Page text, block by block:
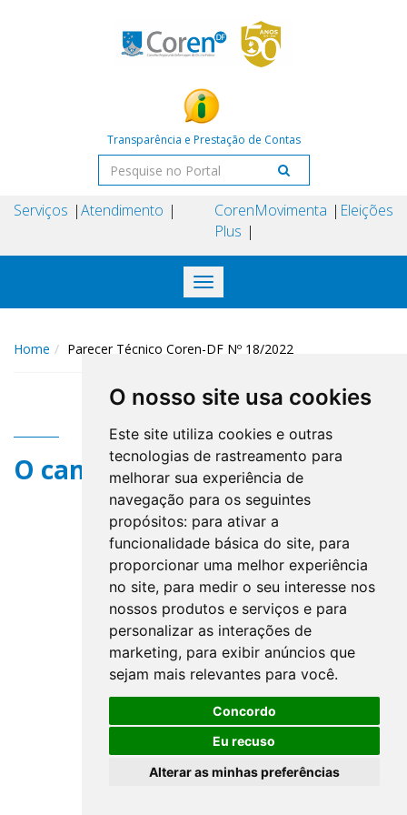
O nosso site usa cookies
Este site utiliza cookies e outras
tecnologias de rastreamento para
melhorar sua experiência de
navegação para os seguintes
propósitos: para ativar a
funcionalidade básica do site, para
proporcionar uma melhor experiência
no site, para medir o seu interesse nos
nossos produtos e serviços e para
personalizar as interações de
marketing, para exibir anúncios que
sejam mais relevantes para você.
Concordo
Eu recuso
Alterar as minhas preferências
Transparência e Prestação de Contas
Serviços Atendimento
Coren
Plus
Movimenta Eleições
Toggle
navigation
Home Parecer Técnico Coren-DF Nº 18/2022
O campo title não existe.